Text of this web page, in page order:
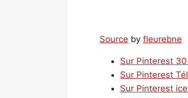
Source by fleurebne
Sur Pinterest
Sur Pinterest
Sur Pinterest